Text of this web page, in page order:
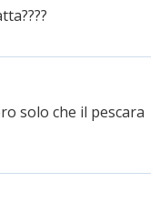
solo che il pescara